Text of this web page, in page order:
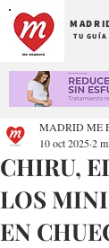
TU GUÍA
CHIRU,
LOS
EN
MADRID ME
10 oct 20252